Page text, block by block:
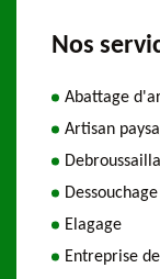
Nos
Abattage
Artisan
Dessouchage
Elagage
Entreprise